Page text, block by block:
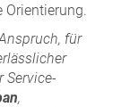
Orientierung.
für
Service-
,